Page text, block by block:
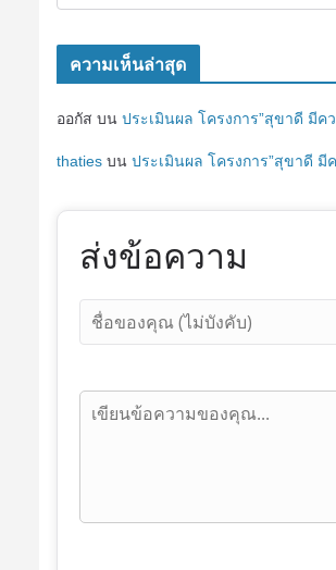
ความเห็นล่าสุด
ออกัส บน ประเมินผล โครงการ”สุขาดี มีค
thatiesบน ประเมินผล โครงการ”สุขาดี มี
ส่งข้อความ